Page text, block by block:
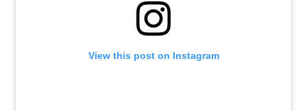
View this post on Instagram